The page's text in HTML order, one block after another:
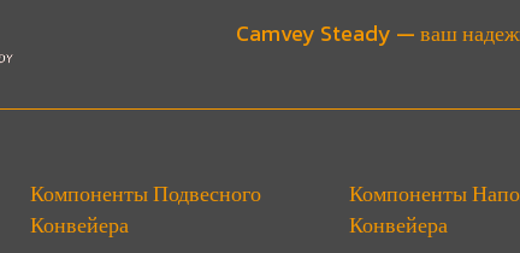
Camvey Steady — ваш
Компоненты Подвесного
Конвейера
Компоненты
Конвейера